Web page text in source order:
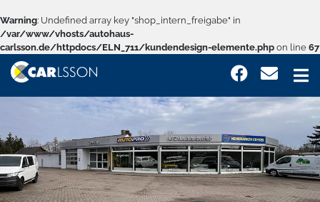
Warning: Undefined array key "shop_intern_freigabe" in
/var/www/vhosts/autohaus-
carlsson.de/httpdocs/ELN_711/kundendesign-elemente.php on line 67